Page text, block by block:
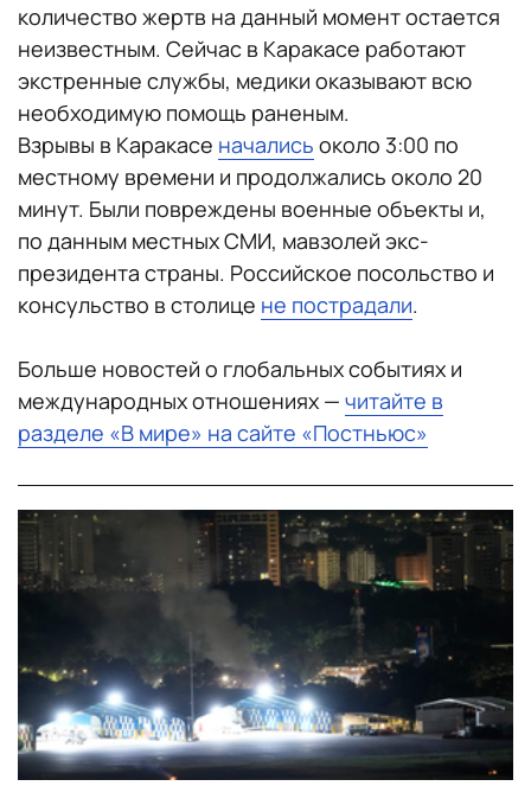
количество жертв на данный момент остается
неизвестным. Сейчас в Каракасе работают
экстренные службы, медики оказывают всю
необходимую помощь раненым.
Взрывы в Каракасе начались около 3:00 по
местному времени и продолжались около 20
минут. Были повреждены военные объекты и,
по данным местных СМИ, мавзолей экс-
президента страны. Российское посольство и
консульство в столице не пострадали.
Больше новостей о глобальных событиях и
международных отношениях — читайте в
разделе «В мире» на сайте «Постньюс»